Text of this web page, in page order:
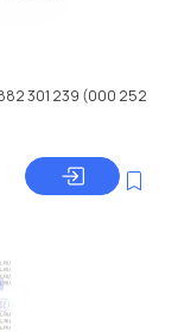
301 239 (000 252